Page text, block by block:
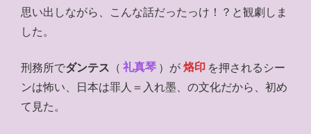
思い出しながら、こんな話だったっけ！？と観劇しま
した。
刑務所でダンテス （ 礼真琴 ）が 烙印 を押されるシー
ンは怖い、日本は罪人＝入れ墨、の文化だから、初め
て見た。